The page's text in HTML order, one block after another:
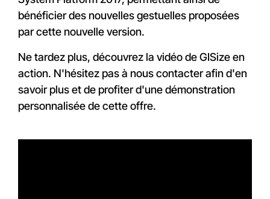
bénéficier des nouvelles gestuelles proposées
par cette nouvelle version.
Ne tardez plus, découvrez la vidéo de GISize en
action. N'hésitez pas à nous contacter afin d'en
savoir plus et de profiter d'une démonstration
personnalisée de cette offre.